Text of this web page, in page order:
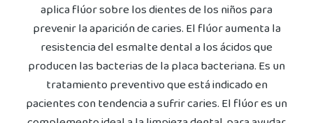
aplica flúor sobre los dientes de los niños para
prevenir la aparición de caries. El flúor aumenta la
resistencia del esmalte dental a los ácidos que
producen las bacterias de la placa bacteriana. Es un
tratamiento preventivo que está indicado en
pacientes con tendencia a sufrir caries. El flúor es un